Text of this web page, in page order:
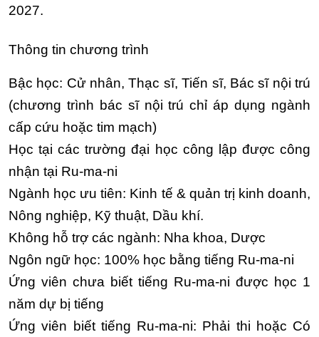
2027.
Thông tin chương trình
Bậc học: Cử nhân, Thạc sĩ, Tiến sĩ, Bác sĩ nội trú
(chương trình bác sĩ nội trú chỉ áp dụng ngành
cấp cứu hoặc tim mạch)
Học tại các trường đại học công lập được công
nhận tại Ru-ma-ni
Ngành học ưu tiên: Kinh tế & quản trị kinh doanh,
Nông nghiệp, Kỹ thuật, Dầu khí.
Không hỗ trợ các ngành: Nha khoa, Dược
Ngôn ngữ học: 100% học bằng tiếng Ru-ma-ni
Ứng viên chưa biết tiếng Ru-ma-ni được học 1
năm dự bị tiếng
Ứng viên biết tiếng Ru-ma-ni: Phải thi hoặc Có